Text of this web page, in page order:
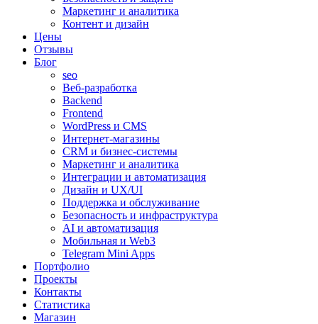
Маркетинг и аналитика
Контент и дизайн
Цены
Отзывы
Блог
seo
Веб-разработка
Backend
Frontend
WordPress и CMS
Интернет-магазины
CRM и бизнес-системы
Маркетинг и аналитика
Интеграции и автоматизация
Дизайн и UX/UI
Поддержка и обслуживание
Безопасность и инфраструктура
AI и автоматизация
Мобильная и Web3
Telegram Mini Apps
Портфолио
Проекты
Контакты
Статистика
Магазин